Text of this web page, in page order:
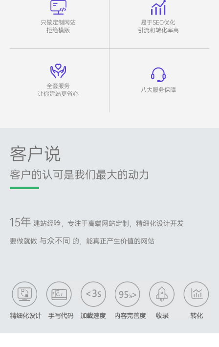
只做定制网站
拒绝模版
易于SEO优化
引流和转化率高
全套服务
让你建站更省心
八大服务保障
客户说
客户的认可是我们最大的动力
15年 建站经验，专注于高端网站定制，精细化设计开发
要做就做 与众不同 的，能真正产生价值的网站